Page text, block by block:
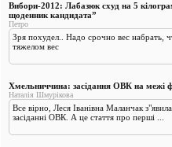
Вибори-2012: Лабазюк схуд на 5
щоденник кандидата”
Петро
Зря похудел.. Надо срочно вес набрать,
тяжелом вес
Хмельниччина: засідання ОВК на межі
Наталія Шмурікова
Все вірно, Леся Іванівна Маланчак
засіданні ОВК. А це стаття про перші ...